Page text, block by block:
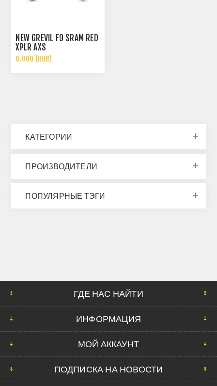
NEW GREVIL F9 SRAM RED
XPLR AXS
0.000 (RUB)
КАТЕГОРИИ
ПРОИЗВОДИТЕЛИ
ПОПУЛЯРНЫЕ ТЭГИ
ГДЕ НАС НАЙТИ
ИНФОРМАЦИЯ
МОЙ АККАУНТ
ПОДПИСКА НА НОВОСТИ